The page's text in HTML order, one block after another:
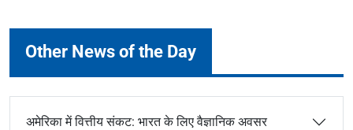
Other News of the Day
अमेरिका में वित्तीय संकट: भारत के लिए वैज्ञानिक अवसर